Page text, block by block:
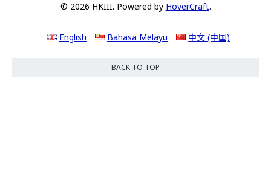
© 2026 HKIII. Powered by HoverCraft.
English Bahasa Melayu 中文 (中国)
BACK TO TOP